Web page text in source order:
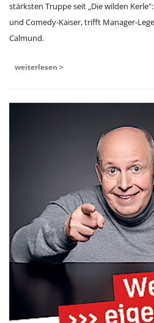
stärksten Truppe seit „Die wilden
und Comedy-Kaiser, trifft Manager-
Calmund.
weiterlesen >